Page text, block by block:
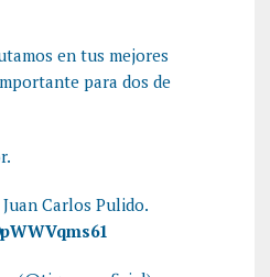
en tus mejores
para dos de
Carlos Pulido.